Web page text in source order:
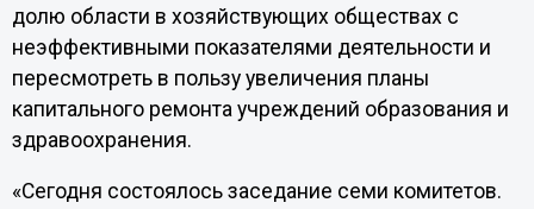
долю области в хозяйствующих обществах с
неэффективными показателями деятельности и
пересмотреть в пользу увеличения планы
капитального ремонта учреждений образования и
здравоохранения.
«Сегодня состоялось заседание семи комитетов.